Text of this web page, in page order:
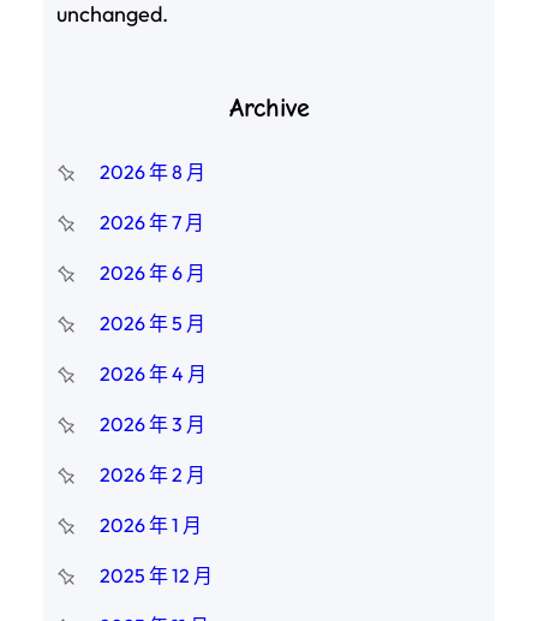
unchanged.
Archive
2026 年 8 月
2026 年 7 月
2026 年 6 月
2026 年 5 月
2026 年 4 月
2026 年 3 月
2026 年 2 月
2026 年 1 月
2025 年 12 月